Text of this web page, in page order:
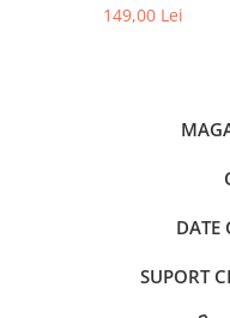
149,00 Lei
DATE
SUPORT